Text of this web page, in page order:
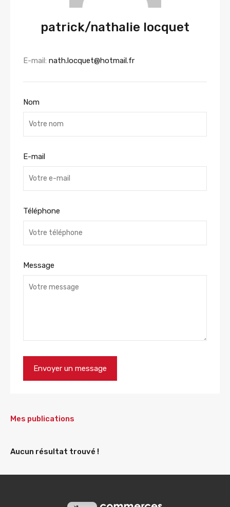
patrick/nathalie locquet
E-mail: nath.locquet@hotmail.fr
Nom
E-mail
Téléphone
Message
Mes publications
Aucun résultat trouvé !